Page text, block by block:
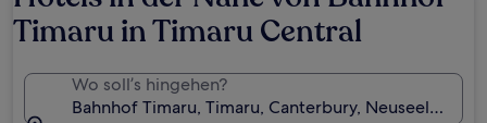
Timaru in Timaru Central
Wo soll’s hingehen?
Bahnhof Timaru, Timaru, Canterbury, Neuseeland